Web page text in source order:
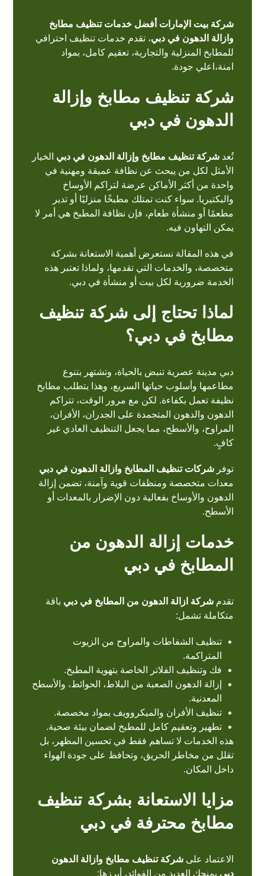
شركة بيت الإمارات أفضل خدمات تنظيف مطابخ
وازالة الدهون في دبي، تقدم خدمات تنظيف احترافي
للمطابخ المنزلية والتجارية، تعقيم كامل، بمواد
امنة،اعلي جودة.
شركة تنظيف مطابخ وإزالة
الدهون في دبي
تُعدشركة تنظيف مطابخ وإزالة الدهون في دبي الخيار
الأمثل لكل من يبحث عن نظافة عميقة ومهنية في
واحدة من أكثر الأماكن عرضة لتراكم الأوساخ
والبكتيريا. سواء كنت تمتلك مطبخًا منزليًا أو تدير
مطعمًا أو منشأة طعام، فإن نظافة المطبخ هي أمر لا
يمكن التهاون فيه.
في هذه المقالة نستعرض أهمية الاستعانة بشركة
متخصصة، والخدمات التي تقدمها، ولماذا تعتبر هذه
الخدمة ضرورية لكل بيت أو منشأة في دبي.
لماذا تحتاج إلى شركة تنظيف
مطابخ في دبي؟
دبي مدينة عصرية تنبض بالحياة، وتشتهر بتنوع
مطاعمها وأسلوب حياتها السريع، وهذا يتطلب مطابخ
نظيفة تعمل بكفاءة. لكن مع مرور الوقت، تتراكم
الدهون والدهون المتجمدة على الجدران، الأفران،
المراوح، والأسطح، مما يجعل التنظيف العادي غير
كافٍ.
توفرشركات تنظيف المطابخ وازالة الدهون في دبي
معدات متخصصة ومنظفات قوية وآمنة، تضمن إزالة
الدهون والأوساخ بفعالية دون الإضرار بالمعدات أو
الأسطح.
خدمات إزالة الدهون من
المطابخ في دبي
تقدمشركة ازالة الدهون من المطابخ في دبي باقة
متكاملة تشمل:
تنظيف الشفاطات والمراوح من الزيوت
المتراكمة.
فك وتنظيف الفلاتر الخاصة بتهوية المطبخ.
إزالة الدهون الصعبة من البلاط، الحوائط، والأسطح
المعدنية.
تنظيف الأفران والميكروويف بمواد مخصصة.
تطهير وتعقيم كامل للمطبخ لضمان بيئة صحية.
هذه الخدمات لا تساهم فقط في تحسين المظهر، بل
تقلل من مخاطر الحريق، وتحافظ على جودة الهواء
داخل المكان.
مزايا الاستعانة بشركة تنظيف
مطابخ محترفة في دبي
الاعتماد علىشركة تنظيف مطابخ وازالة الدهون
دبي يمنحك العديد من الفوائد، أبرزها: